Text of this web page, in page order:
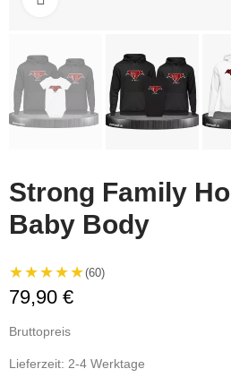
Strong Family
Baby Body
★★★★★(60)
79,90 €
Bruttopreis
Lieferzeit: 2-4 Werktage